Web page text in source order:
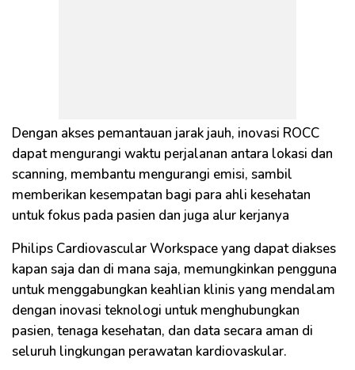
Dengan akses pemantauan jarak jauh, inovasi ROCC
dapat mengurangi waktu perjalanan antara lokasi dan
scanning, membantu mengurangi emisi, sambil
memberikan kesempatan bagi para ahli kesehatan
untuk fokus pada pasien dan juga alur kerjanya
Philips Cardiovascular Workspace yang dapat diakses
kapan saja dan di mana saja, memungkinkan pengguna
untuk menggabungkan keahlian klinis yang mendalam
dengan inovasi teknologi untuk menghubungkan
pasien, tenaga kesehatan, dan data secara aman di
seluruh lingkungan perawatan kardiovaskular.